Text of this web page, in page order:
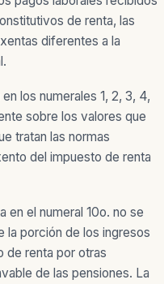
de renta, las
diferentes a la
los numerales 1, 2, 3, 4,
sobre los valores que
tratan las normas
del impuesto de renta
en el numeral 10o. no se
la porción de los ingresos
de renta por otras
de las pensiones. La